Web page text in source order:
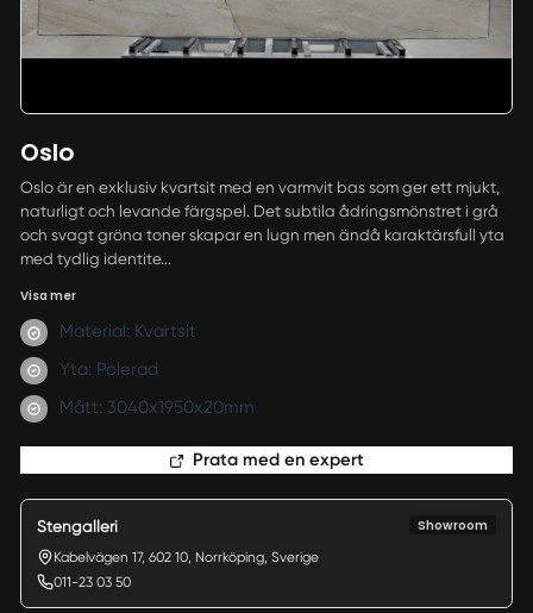
Oslo
Oslo är en exklusiv kvartsit med en varmvit bas som ger ett mjukt,
naturligt och levande färgspel. Det subtila ådringsmönstret i grå
och svagt gröna toner skapar en lugn men ändå karaktärsfull yta
med tydlig identite...
Visa mer
Material: Kvartsit
Yta: Polerad
Mått: 3040x1950x20mm
Prata med en expert
Stengalleri Showroom
Kabelvägen 17, 602 10, Norrköping, Sverige
011-23 03 50